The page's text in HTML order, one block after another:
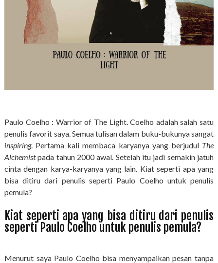
Paulo Coelho : Warrior of The Light. Coelho adalah salah satu
penulis favorit saya. Semua tulisan dalam buku-bukunya sangat
inspiring. Pertama kali membaca karyanya yang berjudul The
Alchemistpada tahun 2000 awal. Setelah itu jadi semakin jatuh
cinta dengan karya-karyanya yang lain. Kiat seperti apa yang
bisa ditiru dari penulis seperti Paulo Coelho untuk penulis
pemula?
Kiat seperti apa yang bisa ditiru dari penulis
seperti Paulo Coelho untuk penulis pemula?
Menurut saya Paulo Coelho bisa menyampaikan pesan tanpa